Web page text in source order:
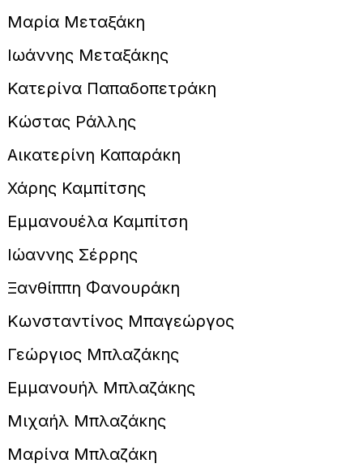
Μαρία Μεταξάκη
Ιωάννης Μεταξάκης
Κατερίνα Παπαδοπετράκη
Κώστας Ράλλης
Αικατερίνη Καπαράκη
Χάρης Καμπίτσης
Εμμανουέλα Καμπίτση
Ιώαννης Σέρρης
Ξανθίππη Φανουράκη
Κωνσταντίνος Μπαγεώργος
Γεώργιος Μπλαζάκης
Εμμανουήλ Μπλαζάκης
Μιχαήλ Μπλαζάκης
Μαρίνα Μπλαζάκη